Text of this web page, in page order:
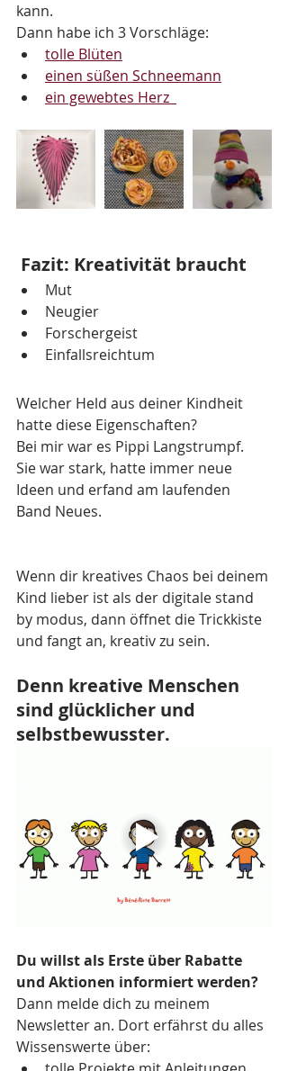
kann.
Dann habe ich 3 Vorschläge:
tolle Blüten
einen süßen Schneemann
ein gewebtes Herz
Fazit: Kreativität braucht
Mut
Neugier
Forschergeist
Einfallsreichtum
Welcher Held aus deiner Kindheit
hatte diese Eigenschaften?
Bei mir war es Pippi Langstrumpf.
Sie war stark, hatte immer neue
Ideen und erfand am laufenden
Band Neues.
Wenn dir kreatives Chaos bei deinem
Kind lieber ist als der digitale stand
by modus, dann öffnet die Trickkiste
und fangt an, kreativ zu sein.
Denn kreative Menschen
sind glücklicher und
selbstbewusster.
Du willst als Erste über Rabatte
und Aktionen informiert werden?
Dann melde dich zu meinem
Newsletter an. Dort erfährst du alles
Wissenswerte über: